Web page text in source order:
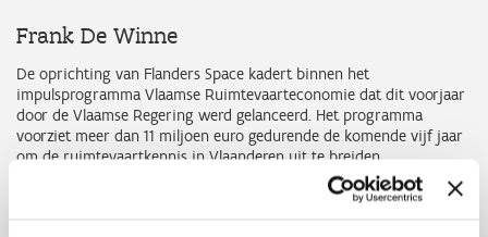
Frank De Winne
De oprichting van Flanders Space kadert binnen het
impulsprogramma Vlaamse Ruimtevaarteconomie dat dit voorjaar
door de Vlaamse Regering werd gelanceerd. Het programma
voorziet meer dan 11 miljoen euro gedurende de komende vijf jaar
om de ruimtevaartkennis in Vlaanderen uit te breiden,
ondernemerschap te stimuleren en de internationale positie te
versterken. Naast de oprichting van Flanders Space worden de